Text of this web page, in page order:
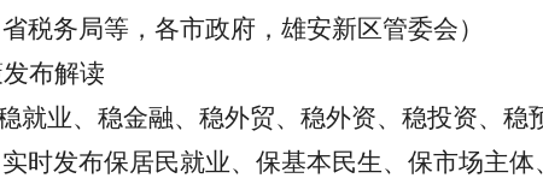
税务局等，各市政府，雄安新区管委会）
布解读
就业、稳金融、稳外贸、稳外资、稳投资、稳
时发布保居民就业、保基本民生、保市场主体